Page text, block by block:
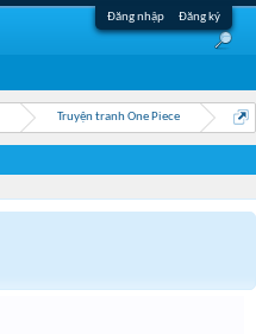
Đăng nhập Đăng ký
Truyện tranh One Piece